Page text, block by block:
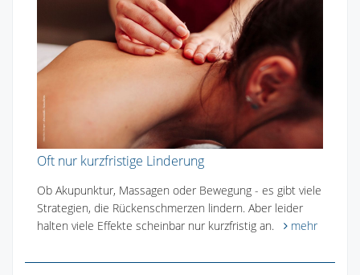
Oft nur kurzfristige Linderung
Ob Akupunktur, Massagen oder Bewegung - es gibt viele
Strategien, die Rückenschmerzen lindern. Aber leider
halten viele Effekte scheinbar nur kurzfristig an.
mehr